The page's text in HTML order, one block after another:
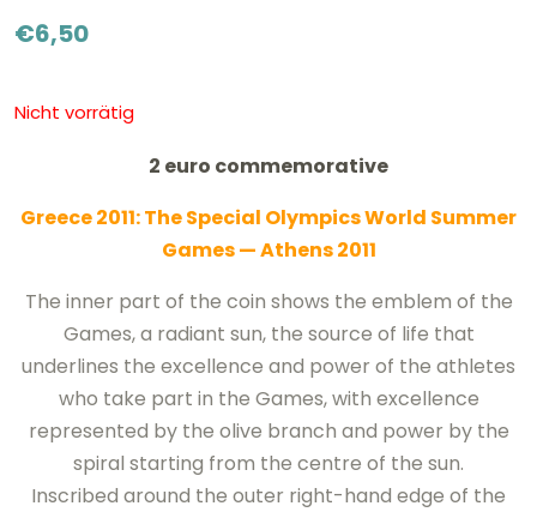
€6,50
Nicht vorrätig
2 euro commemorative
Greece 2011: The Special Olympics World Summer
Games — Athens 2011
The inner part of the coin shows the emblem of the
Games, a radiant sun, the source of life that
underlines the excellence and power of the athletes
who take part in the Games, with excellence
represented by the olive branch and power by the
spiral starting from the centre of the sun.
Inscribed around the outer right-hand edge of the